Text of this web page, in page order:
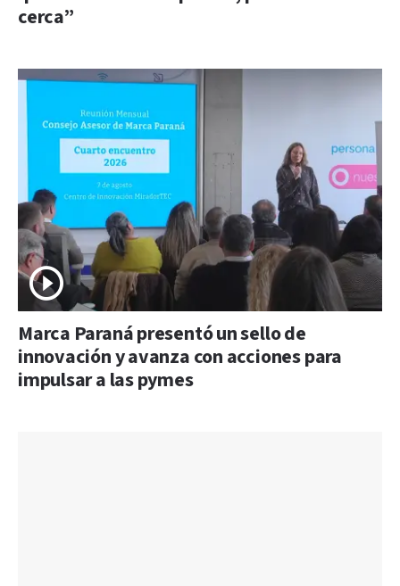
cerca”
Marca Paraná presentó un sello de
innovación y avanza con acciones para
impulsar a las pymes